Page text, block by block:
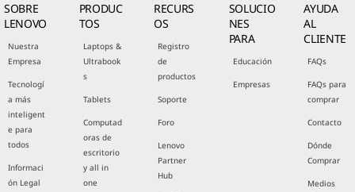
SOBRE
LENOVO
Nuestra
Empresa
Tecnologí
a más
inteligent
e para
todos
Informaci
ón Legal
PRODUC
TOS
Laptops &
Ultrabook
s
Tablets
Computad
oras de
escritorio
y all in
one
RECURS
OS
Registro
de
productos
Soporte
Foro
Lenovo
Partner
Hub
SOLUCIO
NES
PARA
Educación
Empresas
AYUDA
AL
CLIENTE
FAQs
FAQs para
comprar
Contacto
Dónde
Comprar
Medios